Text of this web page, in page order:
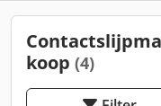
koop (4)